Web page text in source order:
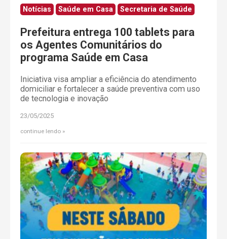
Notícias Saúde em Casa Secretaria de Saúde
Prefeitura entrega 100 tablets para
os Agentes Comunitários do
programa Saúde em Casa
Iniciativa visa ampliar a eficiência do atendimento
domiciliar e fortalecer a saúde preventiva com uso
de tecnologia e inovação
23/05/2025
continue lendo